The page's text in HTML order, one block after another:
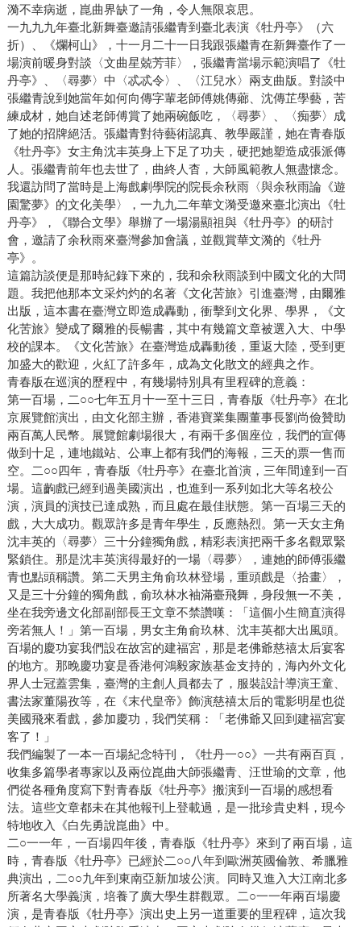
漪不幸病逝，崑曲界缺了一角，令人無限哀思。
一九九九年臺北新舞臺邀請張繼青到臺北表演《牡丹亭》（六
折）、《爛柯山》，十一月二十一日我跟張繼青在新舞臺作了一
場演前暖身對談〈文曲星兢芳菲〉，張繼青當場示範演唱了《牡
丹亭》、〈尋夢〉中〈忒忒令〉、〈江兒水〉兩支曲版。對談中
張繼青說到她當年如何向傳字輩老師傅姚傳薌、沈傳芷學藝，苦
練成材，她自述老師傅賞了她兩碗飯吃，〈尋夢〉、〈痴夢〉成
了她的招牌絕活。張繼青對待藝術認真、教學嚴謹，她在青春版
《牡丹亭》女主角沈丰英身上下足了功夫，硬把她塑造成張派傳
人。張繼青前年也去世了，曲終人杳，大師風範教人無盡懷念。
我還訪問了當時是上海戲劇學院的院長余秋雨〈與余秋雨論《遊
園驚夢》的文化美學〉，一九九二年華文漪受邀來臺北演出《牡
丹亭》，《聯合文學》舉辦了一場湯顯祖與《牡丹亭》的研討
會，邀請了余秋雨來臺灣參加會議，並觀賞華文漪的《牡丹
亭》。
這篇訪談便是那時紀錄下來的，我和余秋雨談到中國文化的大問
題。我把他那本文采灼灼的名著《文化苦旅》引進臺灣，由爾雅
出版，這本書在臺灣立即造成轟動，衝擊到文化界、學界，《文
化苦旅》變成了爾雅的長暢書，其中有幾篇文章被選入大、中學
校的課本。《文化苦旅》在臺灣造成轟動後，重返大陸，受到更
加盛大的歡迎，火紅了許多年，成為文化散文的經典之作。
青春版在巡演的歷程中，有幾場特別具有里程碑的意義：
第一百場，二○○七年五月十一至十三日，青春版《牡丹亭》在北
京展覽館演出，由文化部主辦，香港寶業集團董事長劉尚儉贊助
兩百萬人民幣。展覽館劇場很大，有兩千多個座位，我們的宣傳
做到十足，連地鐵站、公車上都有我們的海報，三天的票一售而
空。二○○四年，青春版《牡丹亭》在臺北首演，三年間達到一百
場。這齣戲已經到過美國演出，也進到一系列如北大等名校公
演，演員的演技已達成熟，而且處在最佳狀態。第一百場三天的
戲，大大成功。觀眾許多是青年學生，反應熱烈。第一天女主角
沈丰英的〈尋夢〉三十分鐘獨角戲，精彩表演把兩千多名觀眾緊
緊鎖住。那是沈丰英演得最好的一場〈尋夢〉，連她的師傅張繼
青也點頭稱讚。第二天男主角俞玖林登場，重頭戲是〈拾畫〉，
又是三十分鐘的獨角戲，俞玖林水袖滿臺飛舞，身段無一不美，
坐在我旁邊文化部副部長王文章不禁讚嘆：「這個小生簡直演得
旁若無人！」第一百場，男女主角俞玖林、沈丰英都大出風頭。
百場的慶功宴我們設在故宮的建福宮，那是老佛爺慈禧太后宴客
的地方。那晚慶功宴是香港何鴻毅家族基金支持的，海內外文化
界人士冠蓋雲集，臺灣的主創人員都去了，服裝設計導演王童、
書法家董陽孜等，在《末代皇帝》飾演慈禧太后的電影明星也從
美國飛來看戲，參加慶功，我們笑稱：「老佛爺又回到建福宮宴
客了！」
我們編製了一本一百場紀念特刊，《牡丹一○○》一共有兩百頁，
收集多篇學者專家以及兩位崑曲大師張繼青、汪世瑜的文章，他
們從各種角度寫下對青春版《牡丹亭》搬演到一百場的感想看
法。這些文章都未在其他報刊上登載過，是一批珍貴史料，現今
特地收入《白先勇說崑曲》中。
二○一一年，一百場四年後，青春版《牡丹亭》來到了兩百場，這
時，青春版《牡丹亭》已經於二○○八年到歐洲英國倫敦、希臘雅
典演出，二○○九年到東南亞新加坡公演。同時又進入大江南北多
所著名大學義演，培養了廣大學生群觀眾。二○一一年兩百場慶
演，是青春版《牡丹亭》演出史上另一道重要的里程碑，這次我